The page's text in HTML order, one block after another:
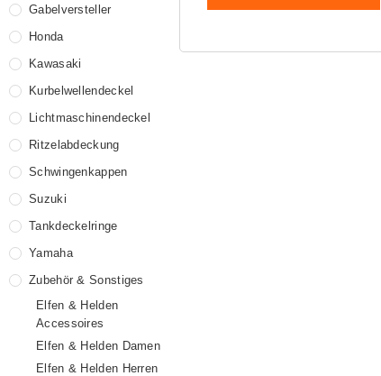
Gabelversteller
Honda
Kawasaki
Kurbelwellendeckel
Lichtmaschinendeckel
Ritzelabdeckung
Schwingenkappen
Suzuki
Tankdeckelringe
Yamaha
Zubehör & Sonstiges
Elfen & Helden
Accessoires
Elfen & Helden Damen
Elfen & Helden Herren